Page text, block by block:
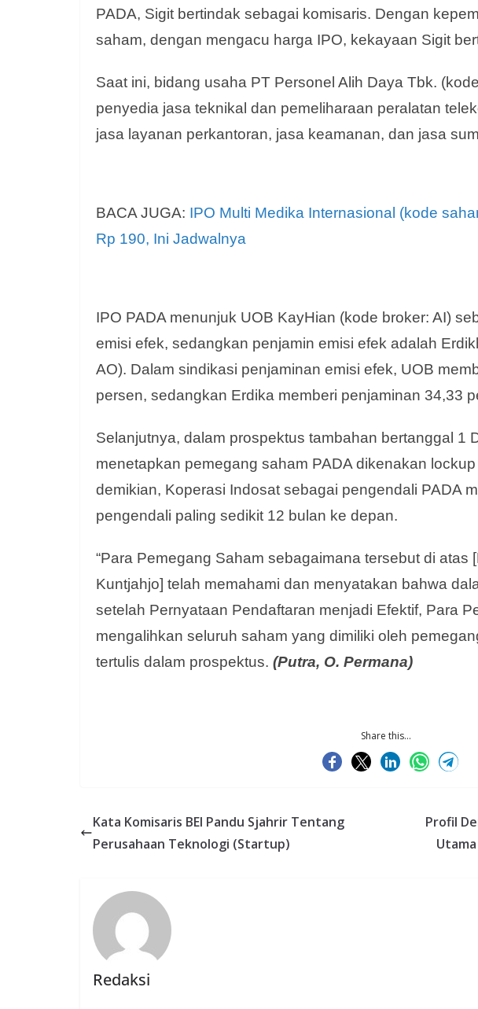
PADA, Sigit bertindak sebagai komisaris. Dengan
saham, dengan mengacu harga IPO, kekayaan Sigit
Saat ini, bidang usaha PT Personel Alih Daya Tbk.
penyedia jasa teknikal dan pemeliharaan peralatan
jasa layanan perkantoran, jasa keamanan, dan jasa
BACA JUGA: IPO Multi Medika Internasional (kode
Rp 190, Ini Jadwalnya
IPO PADA menunjuk UOB KayHian (kode broker: AI)
emisi efek, sedangkan penjamin emisi efek adalah
AO). Dalam sindikasi penjaminan emisi efek, UOB
persen, sedangkan Erdika memberi penjaminan 34,33
Selanjutnya, dalam prospektus tambahan bertanggal 1
menetapkan pemegang saham PADA dikenakan
demikian, Koperasi Indosat sebagai pengendali PADA
pengendali paling sedikit 12 bulan ke depan.
“Para Pemegang Saham sebagaimana tersebut di atas
Kuntjahjo] telah memahami dan menyatakan bahwa
setelah Pernyataan Pendaftaran menjadi Efektif, Para
mengalihkan seluruh saham yang dimiliki oleh
tertulis dalam prospektus. (Putra, O. Permana)
Share this...
Kata Komisaris BEI Pandu Sjahrir Tentang
Perusahaan Teknologi (Startup)
Profil
Redaksi